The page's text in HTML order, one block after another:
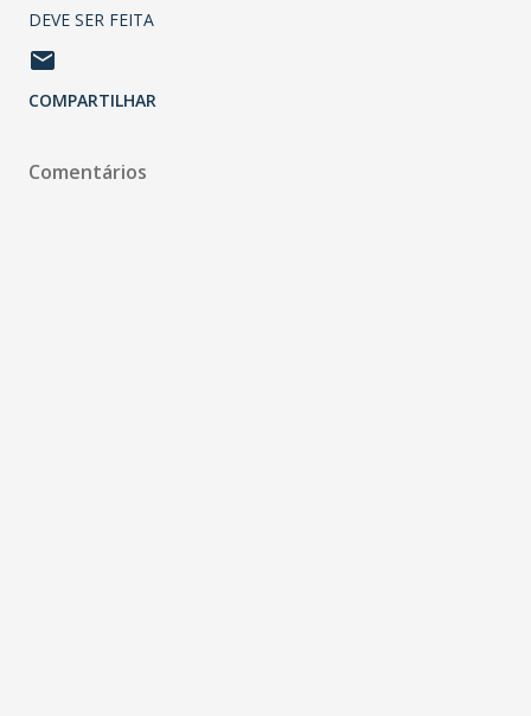
DEVE SER FEITA
COMPARTILHAR
Comentários